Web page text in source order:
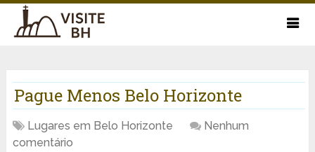
Pague Menos Belo Horizonte
Lugares em Belo Horizonte
Nenhum
comentário